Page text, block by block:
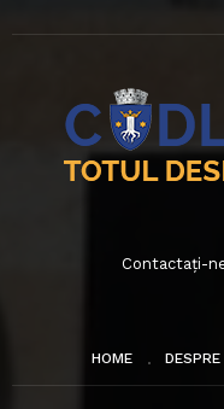
Contactați-
HOME DESPRE